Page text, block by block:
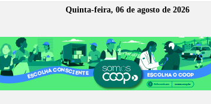
Quinta-feira, 06 de agosto de 2026